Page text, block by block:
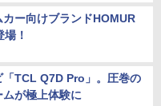
ー向けブランドHOMUR
！
TCL Q7D Pro」。圧巻の
が極上体験に